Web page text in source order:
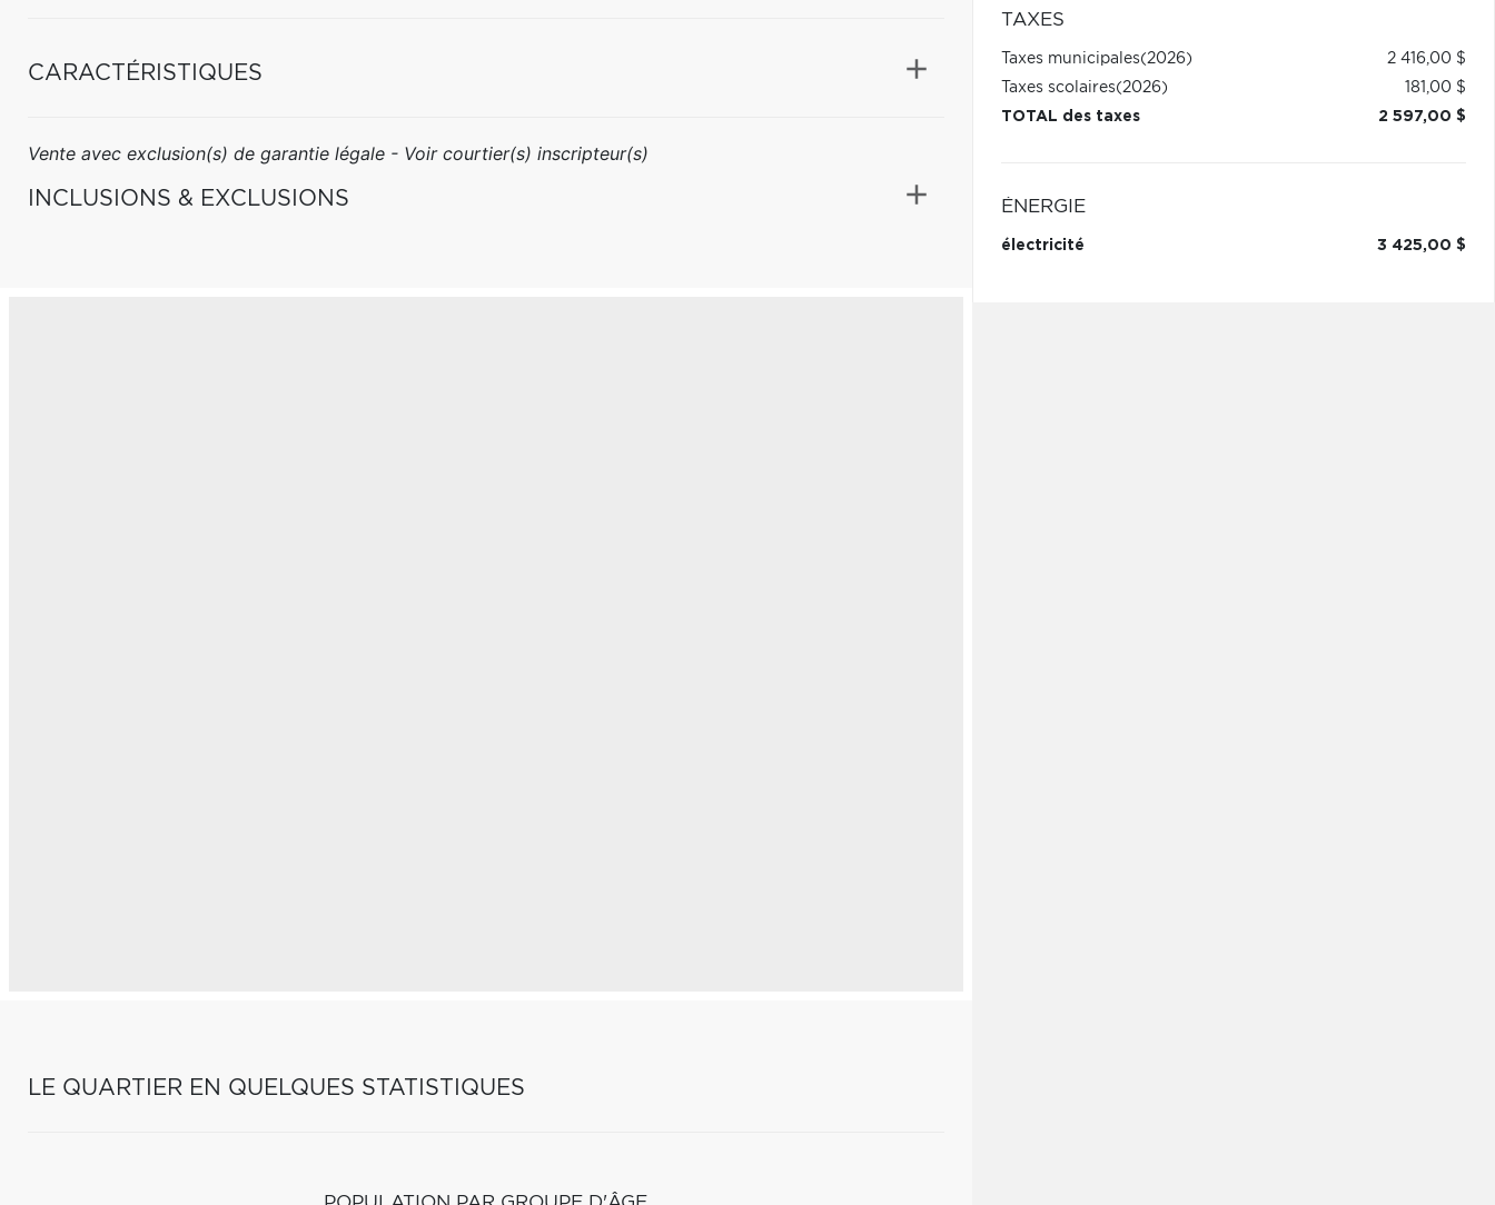
CARACTÉRISTIQUES
Vente avec exclusion(s) de garantie légale - Voir courtier(s) inscripteur(s)
INCLUSIONS & EXCLUSIONS
LE QUARTIER EN QUELQUES STATISTIQUES
TAXES
Taxes municipales(2026)
2 416,00 $
Taxes scolaires(2026)
181,00 $
TOTAL des taxes
2 597,00 $
ÉNERGIE
électricité 3 425,00 $